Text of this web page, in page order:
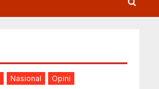
Nasional Opini